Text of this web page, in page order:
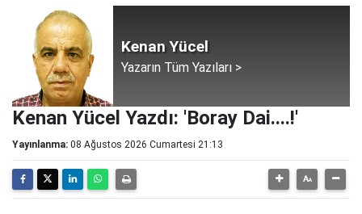
Kenan Yücel
Yazarın Tüm Yazıları >
Kenan Yücel Yazdı: 'Boray Dai....!'
Yayınlanma: 08 Ağustos 2026 Cumartesi 21:13